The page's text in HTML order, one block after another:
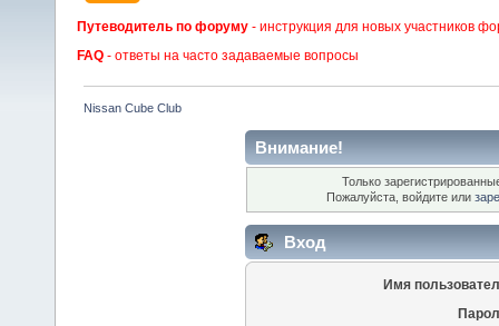
Путеводитель по форуму - инструкция для новых участников
FAQ - ответы на часто задаваемые вопросы
Nissan Cube Club
Внимание!
Только
Пожалуйста, войдите или
Вход
Имя